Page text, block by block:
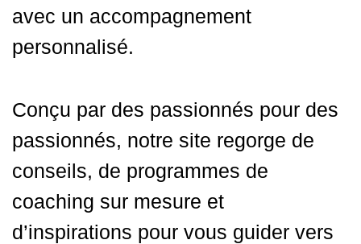
avec un accompagnement
personnalisé.
Conçu par des passionnés pour des
passionnés, notre site regorge de
conseils, de programmes de
coaching sur mesure et
d’inspirations pour vous guider vers